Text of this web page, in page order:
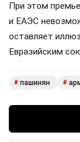
При этом
и ЕАЭС
оставляет
Евразийским
# пашинян #